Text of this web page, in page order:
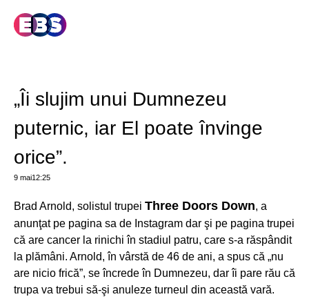
„Îi slujim unui Dumnezeu
puternic, iar El poate învinge
orice”.
9 mai12:25
Brad Arnold, solistul trupei Three Doors Down, a
anunţat pe pagina sa de Instagram dar şi pe pagina trupei
că are cancer la rinichi în stadiul patru, care s-a răspândit
la plămâni. Arnold, în vârstă de 46 de ani, a spus că „nu
are nicio frică”, se încrede în Dumnezeu, dar îi pare rău că
trupa va trebui să-şi anuleze turneul din această vară.